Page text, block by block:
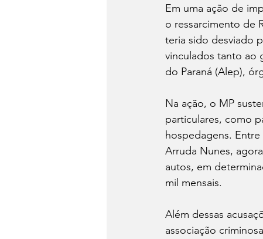
Em uma ação de
o ressarcimento de
teria sido desviado
vinculados tanto ao
do Paraná (Alep),
Na ação, o MP
particulares, como
hospedagens.
Arruda Nunes,
autos, em
mil mensais.
Além dessas
associação